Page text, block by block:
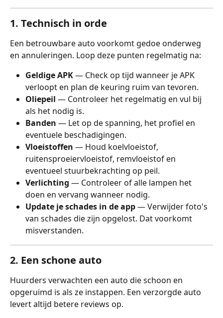
1. Technisch in orde
Een betrouwbare auto voorkomt gedoe onderweg
en annuleringen. Loop deze punten regelmatig na:
Geldige APK — Check op tijd wanneer je APK
verloopt en plan de keuring ruim van tevoren.
Oliepeil — Controleer het regelmatig en vul bij
als het nodig is.
Banden — Let op de spanning, het profiel en
eventuele beschadigingen.
Vloeistoffen — Houd koelvloeistof,
ruitensproeiervloeistof, remvloeistof en
eventueel stuurbekrachting op peil.
Verlichting — Controleer of alle lampen het
doen en vervang wanneer nodig.
Update je schades in de app — Verwijder foto's
van schades die zijn opgelost. Dat voorkomt
misverstanden.
2. Een schone auto
Huurders verwachten een auto die schoon en
opgeruimd is als ze instappen. Een verzorgde auto
levert altijd betere reviews op.